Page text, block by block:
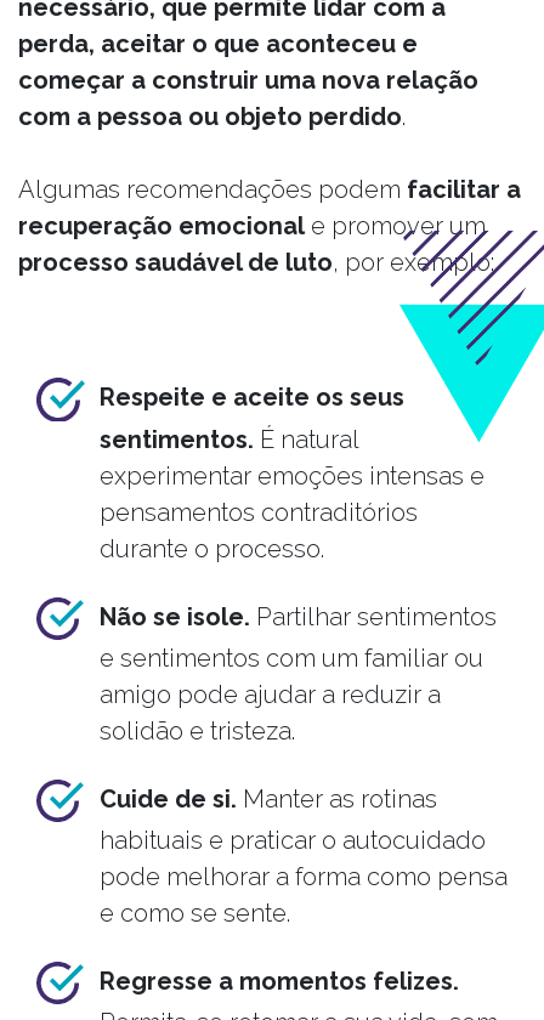
necessário, que permite lidar com a
perda, aceitar o que aconteceu e
começar a construir uma nova relação
com a pessoa ou objeto perdido.
Algumas recomendações podem facilitar a
recuperação emocionale promover um
processo saudável de luto, por exemplo:
Respeite e aceite os seus
sentimentos. É natural
experimentar emoções intensas e
pensamentos contraditórios
durante o processo.
Não se isole. Partilhar sentimentos
e sentimentos com um familiar ou
amigo pode ajudar a reduzir a
solidão e tristeza.
Cuide de si. Manter as rotinas
habituais e praticar o autocuidado
pode melhorar a forma como pensa
e como se sente.
Regresse a momentos felizes.